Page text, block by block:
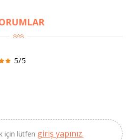
5/5
için lütfen giriş yapınız.
×
PLANLI İNDİRİMİ
Sıkım) - Bilgem
Zeytincilik